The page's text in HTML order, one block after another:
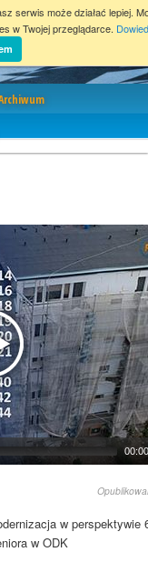
w perspektywie
w ODK
serwis może działać lepiej.
w Twojej przeglądarce.